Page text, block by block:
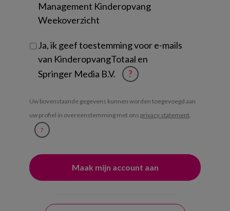
Management Kinderopvang
Weekoverzicht
Ja, ik geef toestemming voor e-mails
van KinderopvangTotaal en
Springer Media B.V.
?
Uw bovenstaande gegevens kunnen worden toegevoegd aan
uw profiel in overeenstemming met ons privacy statement.
?